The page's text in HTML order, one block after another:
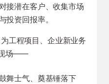
接潜在客户、收集市场
投资回报率。
为工程项目、企业新业务
现场——
舞士气、奠基锤落下